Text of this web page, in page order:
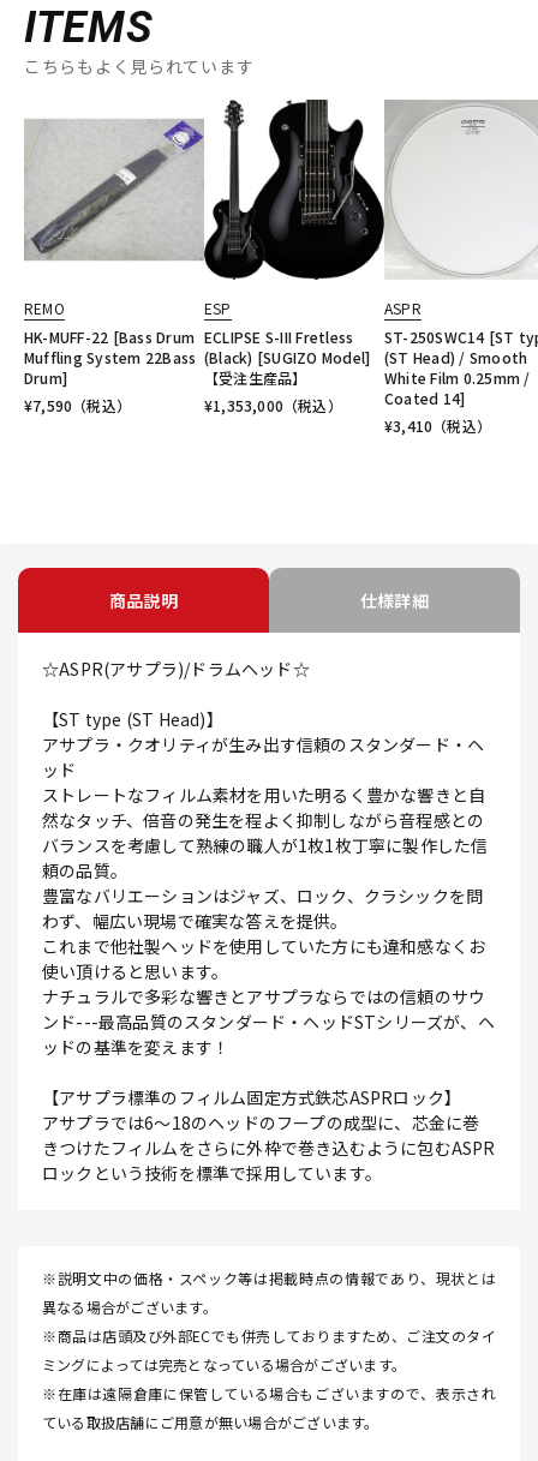
ITEMS
こちらもよく見られています
REMO
HK-MUFF-22 [Bass Drum
Muffling System 22Bass
Drum]
¥7,590 （税込）
ESP
ECLIPSE S-III Fretless
(Black) [SUGIZO Model]
【受注生産品】
¥1,353,000 （税込）
ASPR
ST-250SWC14 [ST
(ST Head) / Smooth
White Film 0.25mm /
Coated 14]
¥3,410 （税込）
商品説明 仕様詳細
☆ASPR(アサプラ)/ドラムヘッド☆
【ST type (ST Head)】
アサプラ・クオリティが生み出す信頼のスタンダード・ヘ
ッド
ストレートなフィルム素材を用いた明るく豊かな響きと自
然なタッチ、倍音の発生を程よく抑制しながら音程感との
バランスを考慮して熟練の職人が1枚1枚丁寧に製作した信
頼の品質。
豊富なバリエーションはジャズ、ロック、クラシックを問
わず、幅広い現場で確実な答えを提供。
これまで他社製ヘッドを使用していた方にも違和感なくお
使い頂けると思います。
ナチュラルで多彩な響きとアサプラならではの信頼のサウ
ンド---最高品質のスタンダード・ヘッドSTシリーズが、ヘ
ッドの基準を変えます！
【アサプラ標準のフィルム固定方式鉄芯ASPRロック】
アサプラでは6～18のヘッドのフープの成型に、芯金に巻
きつけたフィルムをさらに外枠で巻き込むように包むASPR
ロックという技術を標準で採用しています。
※説明文中の価格・スペック等は掲載時点の情報であり、現状とは
異なる場合がございます。
※商品は店頭及び外部ECでも併売しておりますため、ご注文のタイ
ミングによっては完売となっている場合がございます。
※在庫は遠隔倉庫に保管している場合もございますので、表示され
ている取扱店舗にご用意が無い場合がございます。